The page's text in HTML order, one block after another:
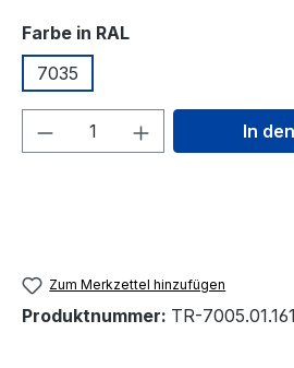
Farbe in RALauswählen
7035
Produkt Anzahl: Gib
In
Zum Merkzettel hinzufügen
Produktnummer: TR-